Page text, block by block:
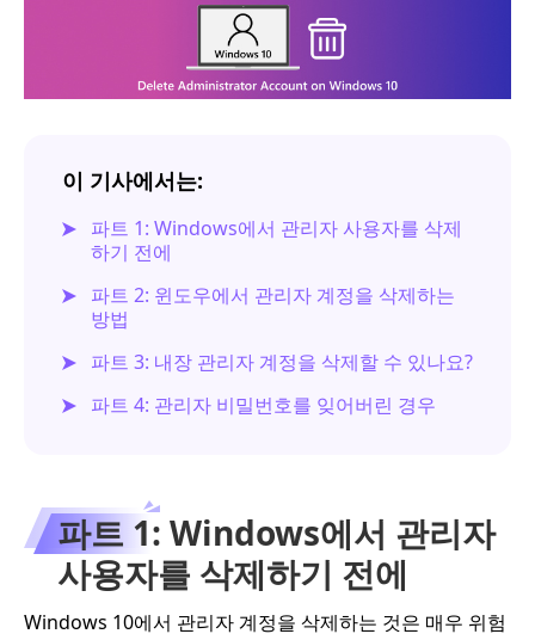
이 기사에서는:
파트 1: Windows에서 관리자 사용자를 삭제
하기 전에
파트 2: 윈도우에서 관리자 계정을 삭제하는
방법
파트 3: 내장 관리자 계정을 삭제할 수 있나요?
파트 4: 관리자 비밀번호를 잊어버린 경우
파트 1: Windows에서 관리자
사용자를 삭제하기 전에
Windows 10에서 관리자 계정을 삭제하는 것은 매우 위험